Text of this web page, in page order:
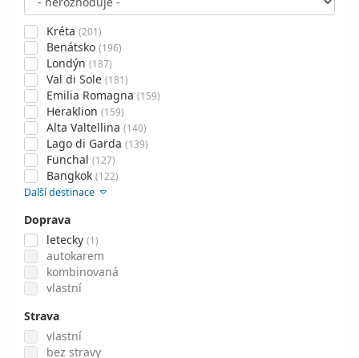
Kréta (201)
Benátsko (196)
Londýn (187)
Val di Sole (181)
Emilia Romagna (159)
Heraklion (159)
Alta Valtellina (140)
Lago di Garda (139)
Funchal (127)
Bangkok (122)
Další destinace
Doprava
letecky (1)
autokarem
kombinovaná
vlastní
Strava
vlastní
bez stravy